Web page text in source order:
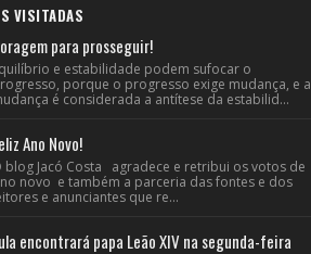
VISITADAS
para prosseguir!
e estabilidade podem sufocar o
porque o progresso exige mudança, e a
é considerada a antítese da estabilid...
Ano Novo!
blog Jacó Costa agradece e retribui os votos de
novo e também a parceria das fontes e dos
e anunciantes que re...
encontrará papa Leão XIV na segunda-feira